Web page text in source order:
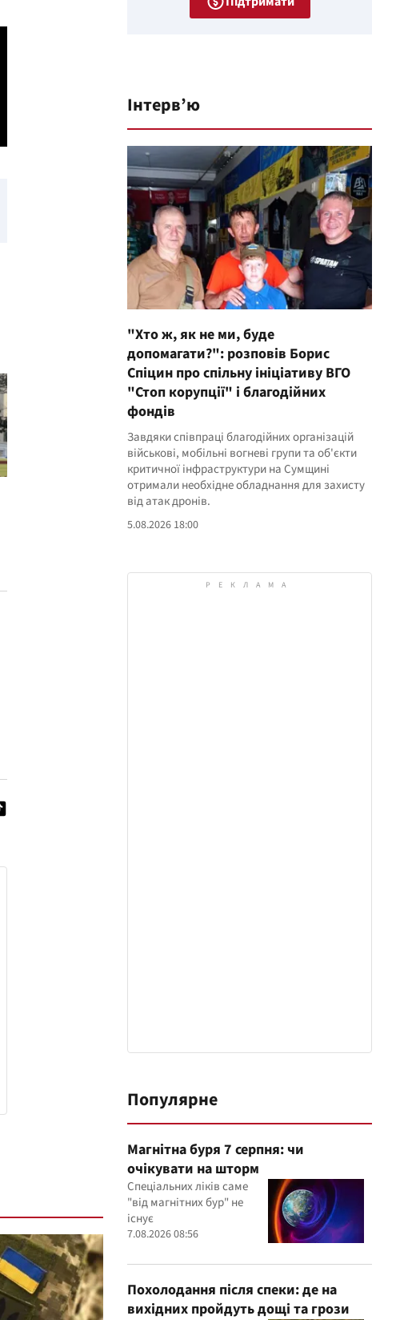
Інтерв’ю
"Хто ж, як не ми, буде
допомагати?": розповів Борис
Спіцин про спільну ініціативу ВГО
"Стоп корупції" і благодійних
фондів
Завдяки співпраці благодійних організацій
військові, мобільні вогневі групи та об'єкти
критичної інфраструктури на Сумщині
отримали необхідне обладнання для захисту
від атак дронів.
5.08.2026 18:00
Популярне
Магнітна буря 7 серпня: чи
очікувати на шторм
Спеціальних ліків саме
"від магнітних бур" не
існує
7.08.2026 08:56
Похолодання після спеки: де на
вихідних пройдуть дощі та грози